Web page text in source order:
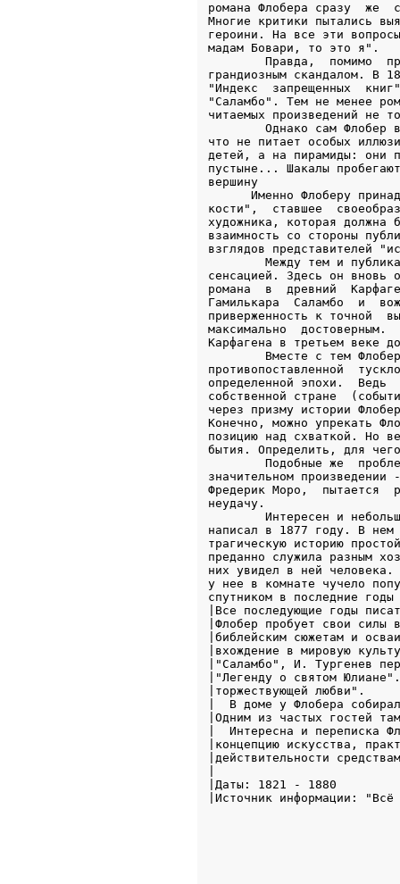
романа Флобера сразу  же
Многие критики пытались
героини. На все эти
мадам Бовари, то это я".
Правда,  помимо
грандиозным скандалом. В
"Индекс  запрещенных
"Саламбо". Тем не менее
читаемых произведений не
Однако сам Флобер
что не питает особых
детей, а на пирамиды: они
пустыне... Шакалы
вершину
Именно Флоберу
кости",  ставшее
художника, которая должна
взаимность со стороны
взглядов представителей
Между тем и
сенсацией. Здесь он вновь
романа  в  древний
Гамилькара  Саламбо  и
приверженность к точной
максимально
Карфагена в третьем веке
Вместе с тем
противопоставленной
определенной эпохи.
собственной стране
через призму истории
Конечно, можно упрекать
позицию над схваткой. Но
бытия. Определить, для
Подобные же
значительном
Фредерик Моро,  пытается
неудачу.
Интересен и
написал в 1877 году. В нем
трагическую историю
преданно служила разным
них увидел в ней
у нее в комнате чучело
спутником в последние годы
|Все последующие годы
|Флобер пробует свои
|библейским сюжетам и
|вхождение в мировую
|"Саламбо", И. Тургенев
|"Легенду о святом
|торжествующей
|  В доме у Флобера
|Одним из частых
|  Интересна и переписка
|концепцию искусства,
|действительности
|Даты: 1821 -
|Источник информации: